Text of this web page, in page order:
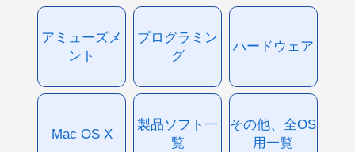
アミューズメ
ント
プログラミン
グ
ハードウェア
Mac OS X
製品ソフト一
覧
その他、全OS
用一覧